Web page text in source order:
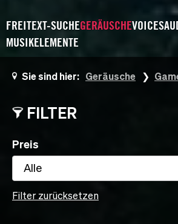
FREITEXT-SUCHEGERÄUSCHEVOICES
MUSIKELEMENTE
Sie sind hier: Geräusche
FILTER
Preis
Alle
Filter zurücksetzen